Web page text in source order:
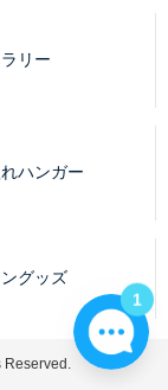
リー
ハンガー
グッズ
1